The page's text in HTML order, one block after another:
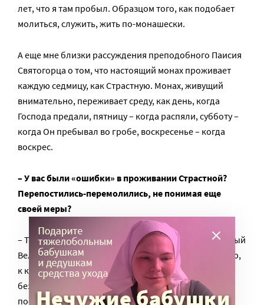
лет, что я там пробыл. Образцом того, как подобает
молиться, служить, жить по-монашески.
А еще мне близки рассуждения преподобного Паисия
Святогорца о том, что настоящий монах проживает
каждую седмицу, как Страстную. Монах, живущий
внимательно, переживает среду, как день, когда
Господа предали, пятницу – когда распяли, субботу –
когда Он пребывал во гробе, воскресенье – когда
воскрес.
– У вас были «ошибки» в проживании Страстной?
Перепостились-перемолились, не понимая еще
своей меры?
– Такой опыт был у меня во время неофитства. Первый
Великий пост я решил проводить со всей строгостью,
к которой добавлялась моя студенческая
безалаберность. Ничего не приготовил, ничего не
поел.